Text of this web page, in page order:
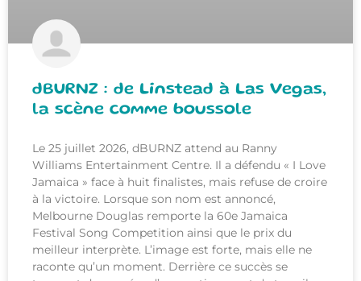
dBURNZ : de Linstead à Las Vegas,
la scène comme boussole
Le 25 juillet 2026, dBURNZ attend au Ranny
Williams Entertainment Centre. Il a défendu « I Love
Jamaica » face à huit finalistes, mais refuse de croire
à la victoire. Lorsque son nom est annoncé,
Melbourne Douglas remporte la 60e Jamaica
Festival Song Competition ainsi que le prix du
meilleur interprète. L’image est forte, mais elle ne
raconte qu’un moment. Derrière ce succès se